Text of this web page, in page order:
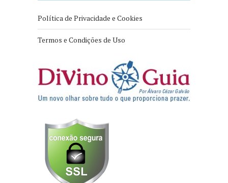
Política de Privacidade e Cookies
Termos e Condições de Uso